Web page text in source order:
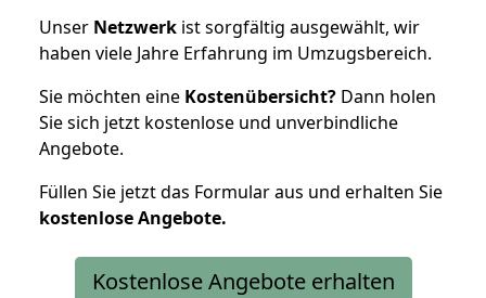
Unser Netzwerk ist sorgfältig ausgewählt, wir
haben viele Jahre Erfahrung im Umzugsbereich.
Sie möchten eine Kostenübersicht? Dann holen
Sie sich jetzt kostenlose und unverbindliche
Angebote.
Füllen Sie jetzt das Formular aus und erhalten Sie
kostenloseAngebote.
Kostenlose Angebote erhalten